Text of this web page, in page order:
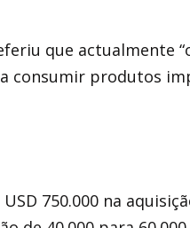
que actualmente
consumir produtos
750.000 na